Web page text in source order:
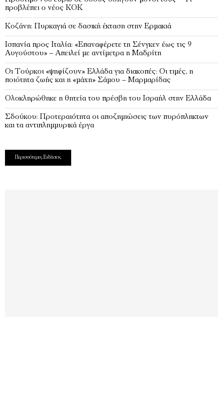
προβλέπει ο νέος ΚΟΚ
Κοζάνη: Πυρκαγιά σε δασική έκταση στην Ερμακιά
Ισπανία προς Ιταλία: «Επαναφέρετε τη Σένγκεν έως τις 9
Αυγούστου» – Απειλεί με αντίμετρα η Μαδρίτη
Οι Τούρκοι «ψηφίζουν» Ελλάδα για διακοπές: Οι τιμές, η
ποιότητα ζωής και η «μάχη» Σάμου – Μαρμαρίδας
Ολοκληρώθηκε η θητεία του πρέσβη του Ισραήλ στην Ελλάδα
Σδούκου: Προτεραιότητα οι αποζημιώσεις των πυρόπληκτων
και τα αντιπλημμυρικά έργα
Περισσότερες Ειδήσεις